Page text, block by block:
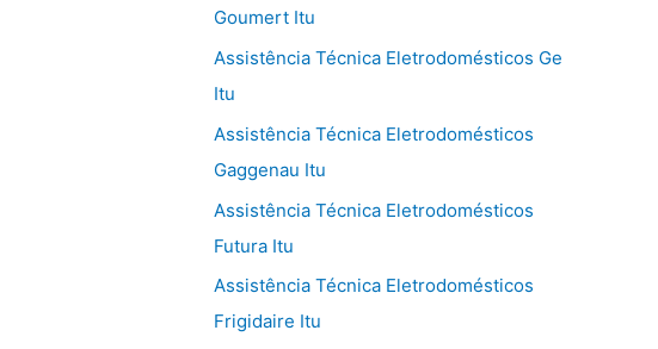
Goumert Itu
Assistência Técnica Eletrodomésticos Ge
Itu
Assistência Técnica Eletrodomésticos
Gaggenau Itu
Assistência Técnica Eletrodomésticos
Futura Itu
Assistência Técnica Eletrodomésticos
Frigidaire Itu